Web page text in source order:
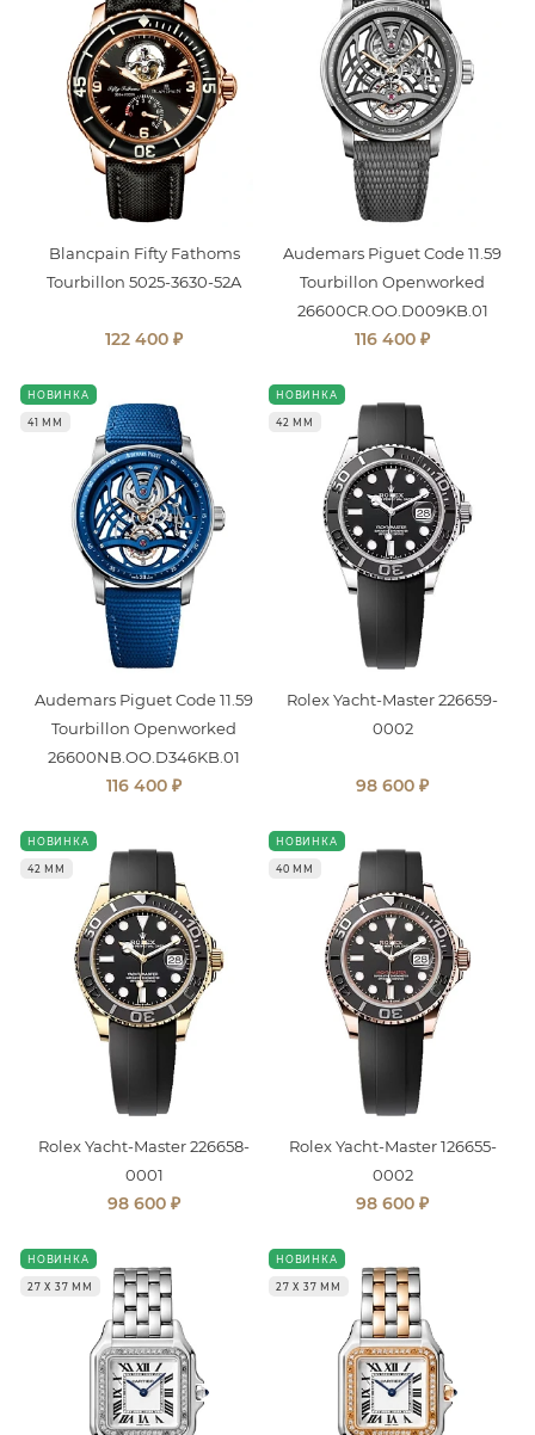
Blancpain Fifty Fathoms
Tourbillon 5025-3630-52A
122 400 ₽
Audemars Piguet Code 11.59
Tourbillon Openworked
26600CR.OO.D009KB.01
116 400 ₽
НОВИНКА
41 ММ
Audemars Piguet Code 11.59
Tourbillon Openworked
26600NB.OO.D346KB.01
116 400 ₽
НОВИНКА
42 ММ
Rolex Yacht-Master 226659-
0002
98 600 ₽
НОВИНКА
42 ММ
Rolex Yacht-Master 226658-
0001
98 600 ₽
НОВИНКА
40 ММ
Rolex Yacht-Master 126655-
0002
98 600 ₽
НОВИНКА
27 Х 37 ММ
НОВИНКА
27 Х 37 ММ